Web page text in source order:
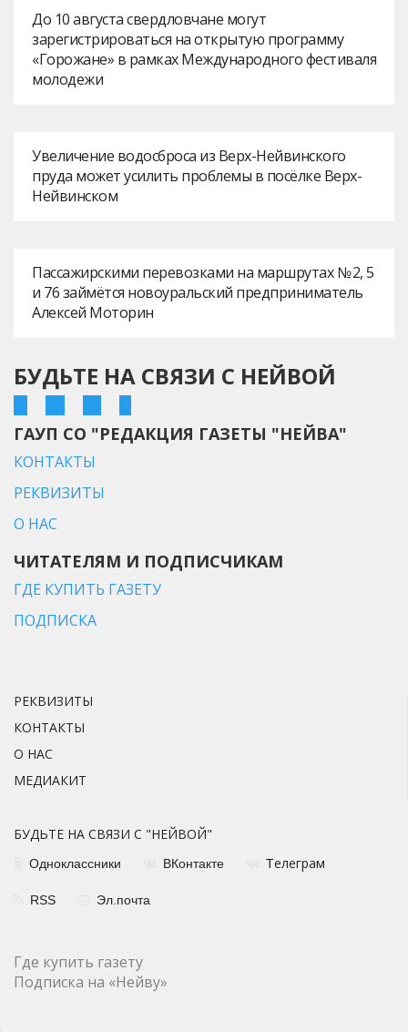
До 10 августа свердловчане могут
зарегистрироваться на открытую программу
«Горожане» в рамках Международного фестиваля
молодежи
Увеличение водосброса из Верх-Нейвинского
пруда может усилить проблемы в посёлке Верх-
Нейвинском
Пассажирскими перевозками на маршрутах № 2, 5
и 76 займётся новоуральский предприниматель
Алексей Моторин
БУДЬТЕ НА СВЯЗИ С НЕЙВОЙ
ГАУП СО "РЕДАКЦИЯ ГАЗЕТЫ "НЕЙВА"
КОНТАКТЫ
РЕКВИЗИТЫ
О НАС
ЧИТАТЕЛЯМ И ПОДПИСЧИКАМ
ГДЕ КУПИТЬ ГАЗЕТУ
ПОДПИСКА
РЕКВИЗИТЫ
КОНТАКТЫ
О НАС
МЕДИАКИТ
БУДЬТЕ НА СВЯЗИ С "НЕЙВОЙ"
Одноклассники ВКонтакте Телеграм
RSS Эл.почта
Где купить газету
Подписка на «Нейву»